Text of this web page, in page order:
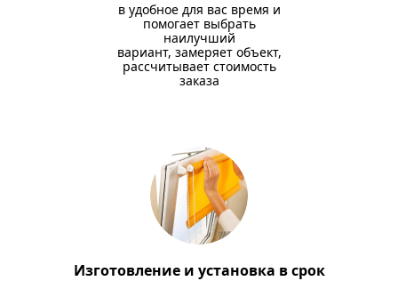
в удобное для вас время и
помогает выбрать
наилучший
вариант, замеряет объект,
рассчитывает стоимость
заказа
Изготовление и установка в срок